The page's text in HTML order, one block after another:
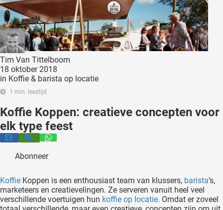
Tim Van Tittelboom
18 oktober 2018
in Koffie & barista op locatie
1 min. leestijd
Koffie Koppen: creatieve concepten voor
elk type feest
Abonneer
Koffie Koppen is een enthousiast team van klussers, barista’s,
marketeers en creatievelingen. Ze serveren vanuit heel veel
verschillende voertuigen hun koffie op locatie. Omdat er zoveel
worden
om
te
over
van
op
gebruikt
de
Hierdoor
website-